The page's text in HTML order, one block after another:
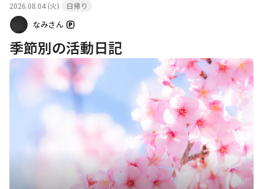
2026.08.04 (火)
日帰り
なみさん
季節別の活動日記